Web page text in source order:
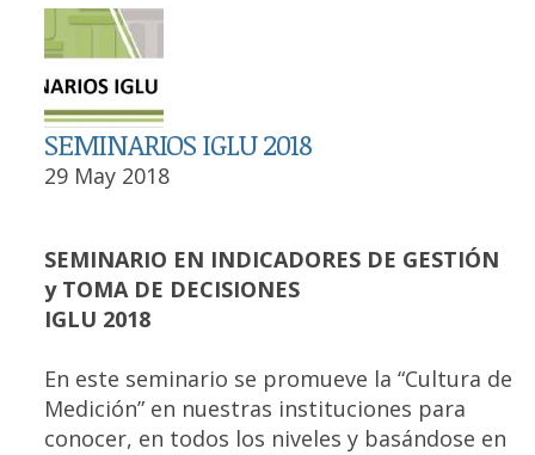
SEMINARIOS IGLU 2018
29 May 2018
SEMINARIO EN INDICADORES DE GESTIÓN
y TOMA DE DECISIONES
IGLU 2018
En este seminario se promueve la “Cultura de
Medición” en nuestras instituciones para
conocer, en todos los niveles y basándose en